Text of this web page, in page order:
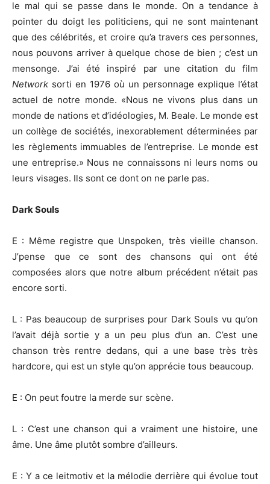
le mal qui se passe dans le monde. On a tendance à
pointer du doigt les politiciens, qui ne sont maintenant
que des célébrités, et croire qu’a travers ces personnes,
nous pouvons arriver à quelque chose de bien ; c’est un
mensonge. J’ai été inspiré par une citation du film
Network sorti en 1976 où un personnage explique l’état
actuel de notre monde. «Nous ne vivons plus dans un
monde de nations et d’idéologies, M. Beale. Le monde est
un collège de sociétés, inexorablement déterminées par
les règlements immuables de l’entreprise. Le monde est
une entreprise.» Nous ne connaissons ni leurs noms ou
leurs visages. Ils sont ce dont on ne parle pas.
Dark Souls
E : Même registre que Unspoken, très vieille chanson.
J’pense que ce sont des chansons qui ont été
composées alors que notre album précédent n’était pas
encore sorti.
L : Pas beaucoup de surprises pour Dark Souls vu qu’on
l’avait déjà sortie y a un peu plus d’un an. C’est une
chanson très rentre dedans, qui a une base très très
hardcore, qui est un style qu’on apprécie tous beaucoup.
E : On peut foutre la merde sur scène.
L : C’est une chanson qui a vraiment une histoire, une
âme. Une âme plutôt sombre d’ailleurs.
E : Y a ce leitmotiv et la mélodie derrière qui évolue tout